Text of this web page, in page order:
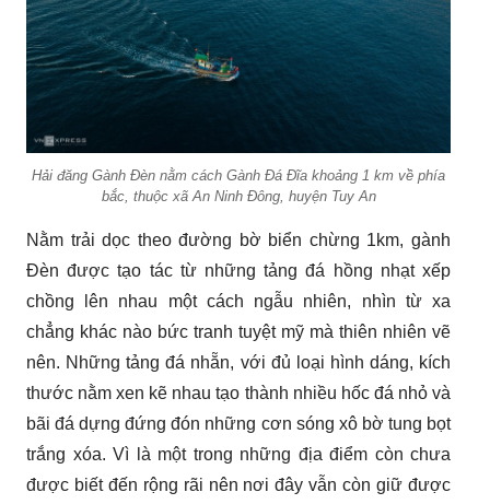
Hải đăng Gành Đèn nằm cách Gành Đá Đĩa khoảng 1 km về phía
bắc, thuộc xã An Ninh Đông, huyện Tuy An
Nằm trải dọc theo đường bờ biển chừng 1km, gành
Đèn được tạo tác từ những tảng đá hồng nhạt xếp
chồng lên nhau một cách ngẫu nhiên, nhìn từ xa
chẳng khác nào bức tranh tuyệt mỹ mà thiên nhiên vẽ
nên. Những tảng đá nhẵn, với đủ loại hình dáng, kích
thước nằm xen kẽ nhau tạo thành nhiều hốc đá nhỏ và
bãi đá dựng đứng đón những cơn sóng xô bờ tung bọt
trắng xóa. Vì là một trong những địa điểm còn chưa
được biết đến rộng rãi nên nơi đây vẫn còn giữ được